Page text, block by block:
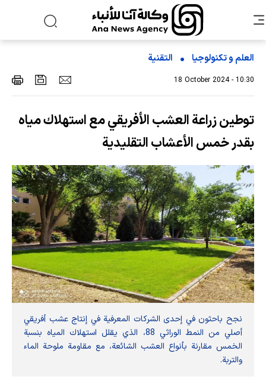
العلم و تکنولوجیا التقنیة
18 October 2024 - 10:30
توطين زراعة العشب الأفريقي مع استهلاك مياه
بقدر خمس الأعشاب التقليدية
نجح باحثون في إحدى الشركات المعرفية في إنتاج عشب أفريقي
أصلي من النمط الوراثي 88، الذي يقلل استهلاك المياه بنسبة
الخمس مقارنة بأنواع العشب الشائعة، مع مقاومة ملوحة الماء
والتربة.